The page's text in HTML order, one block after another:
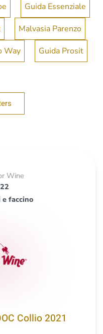
Guida Essenziale
Malvasia Parenzo
Way Guida Prosit
Wine
faccino
Collio 2021